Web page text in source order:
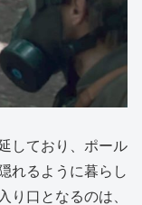
しており、ポール
れるように暮らし
り口となるのは、